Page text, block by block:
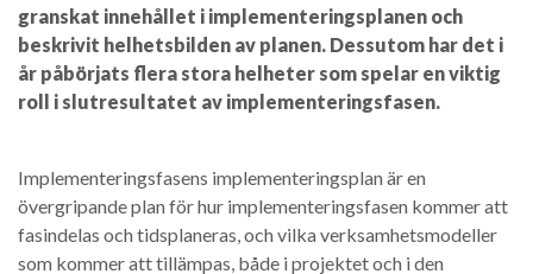
granskat innehållet i implementeringsplanen och
beskrivit helhetsbilden av planen. Dessutom har det i
år påbörjats flera stora helheter som spelar en viktig
roll i slutresultatet av implementeringsfasen.
Implementeringsfasens implementeringsplan är en
övergripande plan för hur implementeringsfasen kommer att
fasindelas och tidsplaneras, och vilka verksamhetsmodeller
som kommer att tillämpas, både i projektet och i den